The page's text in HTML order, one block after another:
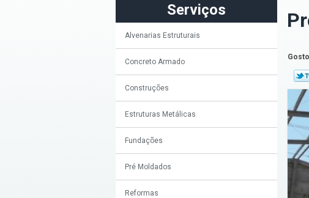
Serviços
Alvenarias Estruturais
Concreto Armado
Construções
Estruturas Metálicas
Fundações
Pré Moldados
Reformas